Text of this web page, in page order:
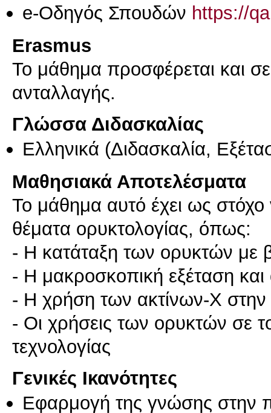
e-Οδηγός Σπουδών https://
Erasmus
Το μάθημα προσφέρεται και
ανταλλαγής.
Γλώσσα Διδασκαλίας
Ελληνικά (Διδασκαλία,
Μαθησιακά Αποτελέσματα
Το μάθημα αυτό έχει ως στόχο
θέματα ορυκτολογίας, όπως:
- Η κατάταξη των ορυκτών με
- Η μακροσκοπική εξέταση
- Η χρήση των ακτίνων-Χ στην
- Οι χρήσεις των ορυκτών σε
τεχνολογίας
Γενικές Ικανότητες
Εφαρμογή της γνώσης στην